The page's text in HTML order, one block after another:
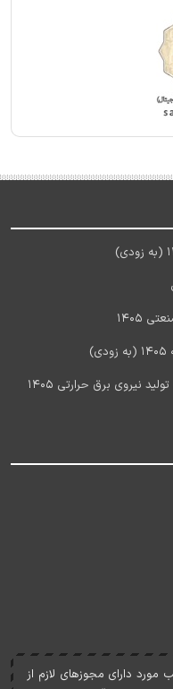
1405
آخرین اخبار استخدام شرکت مادر تخصصی تولید نیروی برق حرارتی 1405
دارای مجوزهای لازم از